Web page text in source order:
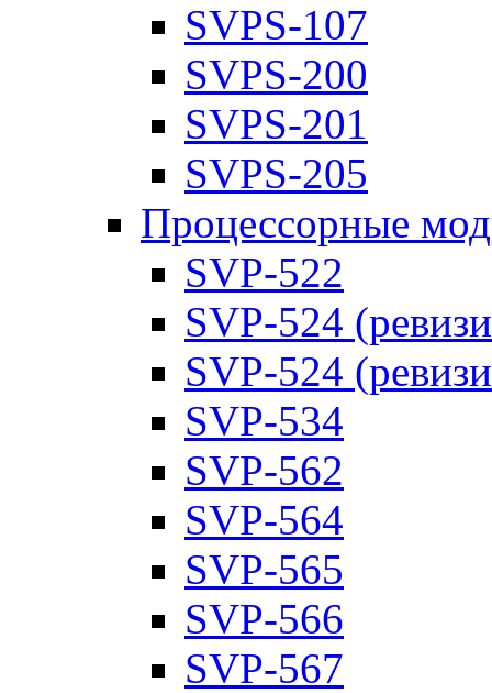
SVPS-107
SVPS-200
SVPS-201
SVPS-205
Процессорные
SVP-522
SVP-524
SVP-524
SVP-534
SVP-562
SVP-564
SVP-565
SVP-566
SVP-567